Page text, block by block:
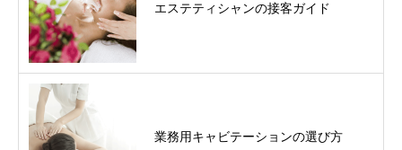
エステティシャンの接客ガイド
業務用キャビテーションの選び方